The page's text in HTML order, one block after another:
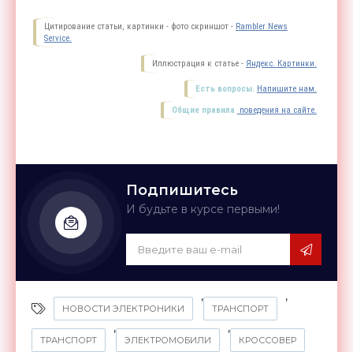
Цитирование статьи, картинки - фото скриншот - Rambler News
Service.
Иллюстрация к статье - Яндекс. Картинки.
Есть вопросы. Напишите нам.
Общие правила поведения на сайте.
Подпишитесь
И будьте в курсе первыми!
НОВОСТИ ЭЛЕКТРОНИКИ
,
ТРАНСПОРТ
,
ТРАНСПОРТ
,
ЭЛЕКТРОМОБИЛИ
,
КРОССОВЕР